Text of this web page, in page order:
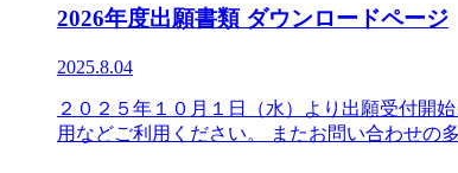
2026年度出願書類 ダウンロードページ
2025.8.04
２０２５年１０月１日（水）より出願受付開
用などご利用ください。 またお問い合わせの